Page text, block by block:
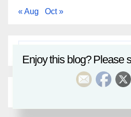
« Aug Oct »
Enjoy this blog? Please